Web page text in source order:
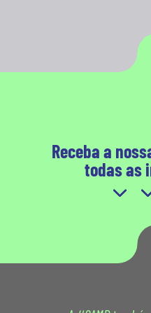
Receba a
todas as